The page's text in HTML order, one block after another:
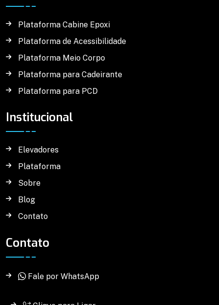
Plataforma Cabine Epoxi
Plataforma de Acessibilidade
Plataforma Meio Corpo
Plataforma para Cadeirante
Plataforma para PCD
Institucional
Elevadores
Plataforma
Sobre
Blog
Contato
Contato
Fale por WhatsApp